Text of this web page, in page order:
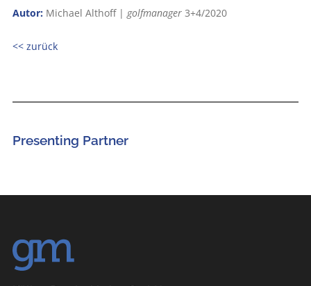
Autor:Michael Althoff | golfmanager3+4/2020
<< zurück
Presenting Partner